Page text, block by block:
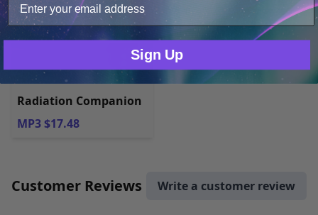
Radiation Companion
MP3 $17.48
Customer Reviews Write a customer review
Only Necessary Consent
Sign Up